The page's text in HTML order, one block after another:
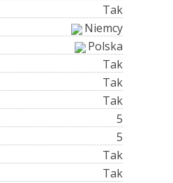
Tak
Niemcy
Polska
Tak
Tak
Tak
5
5
Tak
Tak